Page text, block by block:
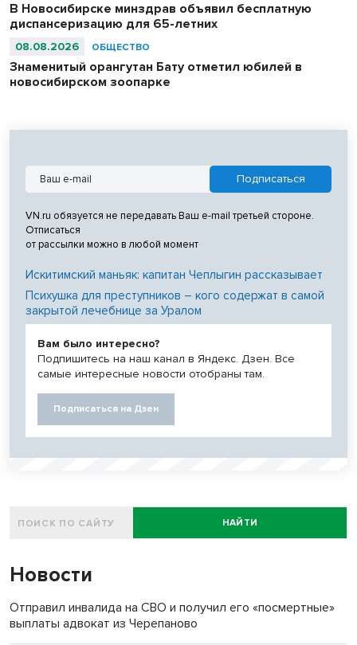
В Новосибирске минздрав объявил бесплатную
диспансеризацию для 65-летних
08.08.2026 ОБЩЕСТВО
Знаменитый орангутан Бату отметил юбилей в
новосибирском зоопарке
VN.ru обязуется не передавать Ваш e-mail третьей стороне.
Отписаться
от рассылки можно в любой момент
Искитимский маньяк: капитан Чеплыгин рассказывает
Психушка для преступников – кого содержат в самой
закрытой лечебнице за Уралом
Вам было интересно?
Подпишитесь на наш канал в Яндекс. Дзен. Все
самые интересные новости отобраны там.
Подписаться на Дзен
НАЙТИ
Новости
Отправил инвалида на СВО и получил его «посмертные»
выплаты адвокат из Черепаново